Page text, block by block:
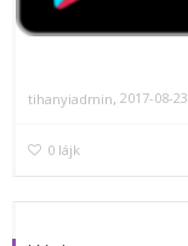
tihanyiadmin, 2017-08-23
0 lájk